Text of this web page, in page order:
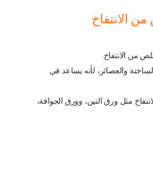
الانتفاخ
من الانتفاخ.
والعصائر، لأنه يساعد في
مثل ورق التين، وورق الجوافة،